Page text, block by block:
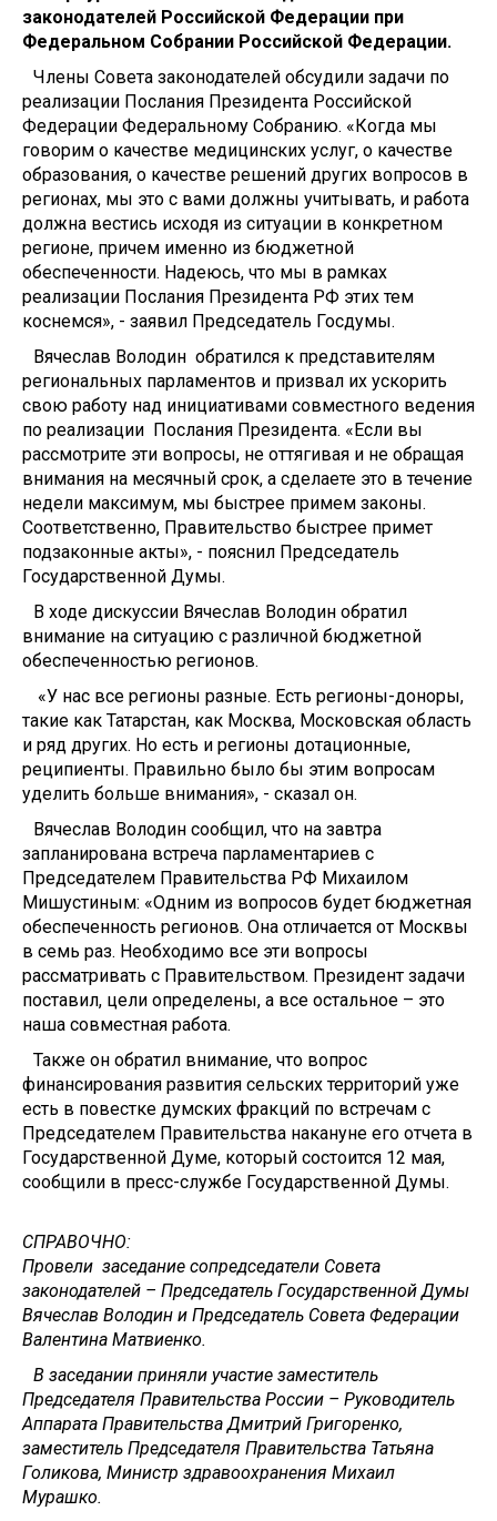
законодателей Российской Федерации при
Федеральном Собрании Российской Федерации.
Члены Совета законодателей обсудили задачи по
реализации Послания Президента Российской
Федерации Федеральному Собранию. «Когда мы
говорим о качестве медицинских услуг, о качестве
образования, о качестве решений других вопросов в
регионах, мы это с вами должны учитывать, и работа
должна вестись исходя из ситуации в конкретном
регионе, причем именно из бюджетной
обеспеченности. Надеюсь, что мы в рамках
реализации Послания Президента РФ этих тем
коснемся», - заявил Председатель Госдумы.
Вячеслав Володин обратился к представителям
региональных парламентов и призвал их ускорить
свою работу над инициативами совместного ведения
по реализации Послания Президента. «Если вы
рассмотрите эти вопросы, не оттягивая и не обращая
внимания на месячный срок, а сделаете это в течение
недели максимум, мы быстрее примем законы.
Соответственно, Правительство быстрее примет
подзаконные акты», - пояснил Председатель
Государственной Думы.
В ходе дискуссии Вячеслав Володин обратил
внимание на ситуацию с различной бюджетной
обеспеченностью регионов.
«У нас все регионы разные. Есть регионы-доноры,
такие как Татарстан, как Москва, Московская область
и ряд других. Но есть и регионы дотационные,
реципиенты. Правильно было бы этим вопросам
уделить больше внимания», - сказал он.
Вячеслав Володин сообщил, что на завтра
запланирована встреча парламентариев с
Председателем Правительства РФ Михаилом
Мишустиным: «Одним из вопросов будет бюджетная
обеспеченность регионов. Она отличается от Москвы
в семь раз. Необходимо все эти вопросы
рассматривать с Правительством. Президент задачи
поставил, цели определены, а все остальное – это
наша совместная работа.
Также он обратил внимание, что вопрос
финансирования развития сельских территорий уже
есть в повестке думских фракций по встречам с
Председателем Правительства накануне его отчета в
Государственной Думе, который состоится 12 мая,
сообщили в пресс-службе Государственной Думы.
СПРАВОЧНО:
Провели заседание сопредседатели Совета
законодателей – Председатель Государственной Думы
Вячеслав Володин и Председатель Совета Федерации
Валентина Матвиенко.
В заседании приняли участие заместитель
Председателя Правительства России – Руководитель
Аппарата Правительства Дмитрий Григоренко,
заместитель Председателя Правительства Татьяна
Голикова, Министр здравоохранения Михаил
Мурашко.